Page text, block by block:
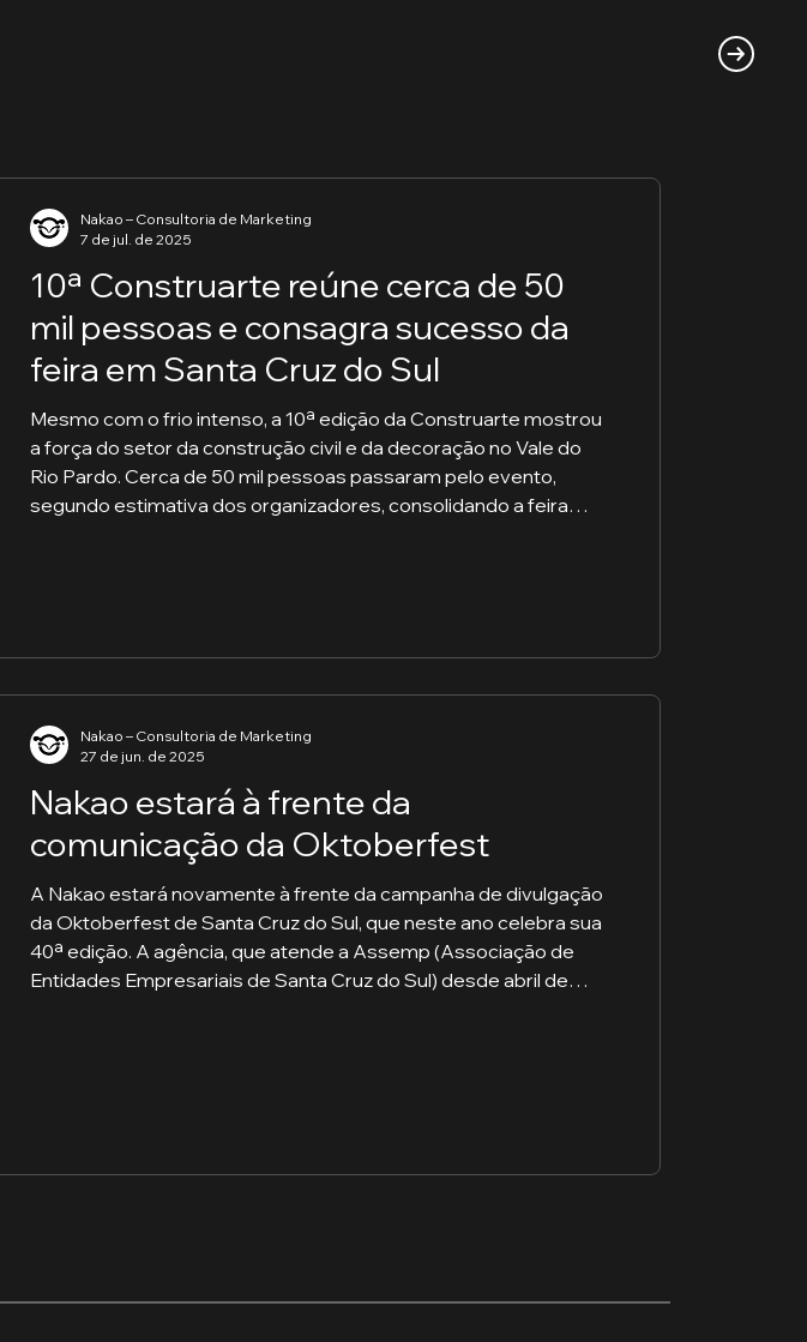
10ª Construarte reúne cerca de 50
mil pessoas e consagra sucesso da
feira em Santa Cruz do Sul
Mesmo com o frio intenso, a 10ª edição da Construarte mostrou
a força do setor da construção civil e da decoração no Vale do
Rio Pardo. Cerca de 50 mil pessoas passaram pelo evento,
segundo estimativa dos organizadores, consolidando a feira
Nakao – Consultoria de Marketing
7 de jul. de 2025
Nakao estará à frente da
comunicação da Oktoberfest
A Nakao estará novamente à frente da campanha de divulgação
da Oktoberfest de Santa Cruz do Sul, que neste ano celebra sua
40ª edição. A agência, que atende a Assemp (Associação de
Entidades Empresariais de Santa Cruz do Sul) desde abril de
Nakao – Consultoria de Marketing
27 de jun. de 2025